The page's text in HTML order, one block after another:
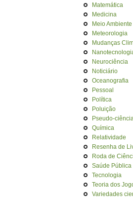
Matemática
Medicina
Meio Ambiente
Meteorologia
Mudanças
Neurociência
Noticiário
Oceanografia
Pessoal
Política
Poluição
Pseudo-
Química
Relatividade
Resenha de
Roda de
Saúde Pública
Tecnologia
Teoria dos
Variedades